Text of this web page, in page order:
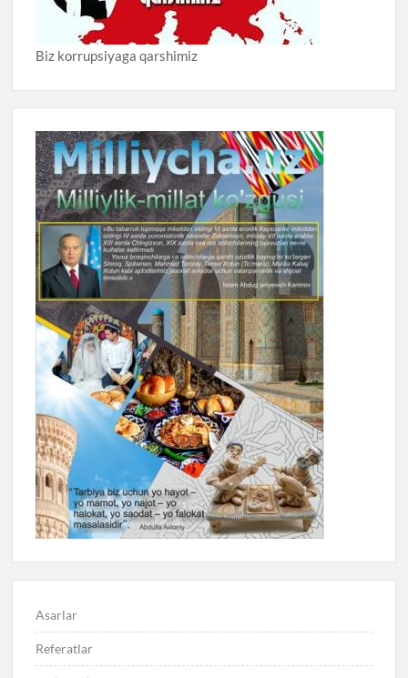
Biz korrupsiyaga qarshimiz
Asarlar
Referatlar